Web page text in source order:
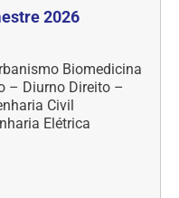
2026
Biomedicina
– Diurno Direito –
Civil
Elétrica